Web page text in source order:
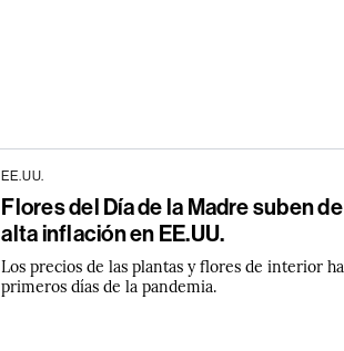
EE.UU.
Flores del Día de la Madre suben
alta inflación en EE.UU.
Los precios de las plantas y flores de interior
primeros días de la pandemia.